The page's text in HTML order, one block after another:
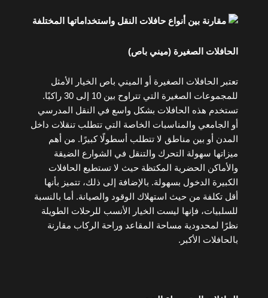
الحافلات الصغيرة (ميني باص(
تعتبر الحافلات الصغيرة أو الميني باص الخيار الأمثل
للمجموعات الصغيرة التي تتراوح بين 10 إلى 30 راكبًا.
تستخدم هذه الحافلات بشكل واسع في النقل المدرسي
أو الجامعي والمناسبات الخاصة التي تتطلب تنقلات داخل
المدن أو بين مناطق لا تتطلب أسطولًا كبيرًا. من أهم
ميزاتها سهولة التحرك والتنقل في الشوارع الضيقة
والأماكن الحضرية المكتظة حيث لا تستطيع الحافلات
الكبيرة الدخول بسهولة. بالإضافة إلى ذلك، تتميز بأنها
أقل تكلفة من حيث استهلاك الوقود والصيانة. أما بالنسبة
للسلبيات، فإنها ليست الخيار الأنسب للرحلات الطويلة
نظرًا لمحدودية مساحة المقاعد وراحة الركاب مقارنة
بالحافلات الأكبر.